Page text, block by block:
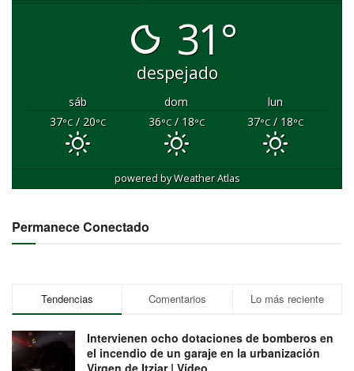
31°
despejado
sáb dom
lun
37°C/ 20°C 36°C/ 18°C 37°C/ 18°C
powered byWeather Atlas
Permanece Conectado
Tendencias Comentarios Lo más reciente
Intervienen ocho dotaciones de bomberos en
el incendio de un garaje en la urbanización